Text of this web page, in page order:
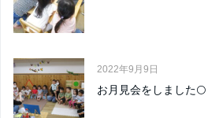
2022年9月9日
お月見会をしました🌕